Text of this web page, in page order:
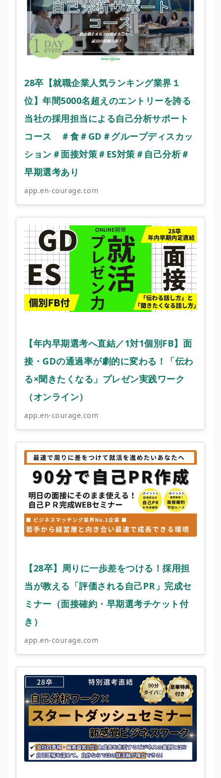
28卒【就職企業人気ランキング業界１
位】年間5000名超えのエントリーを誇る
当社の採用担当による自己分析サポート
コース ＃食＃GD＃グループディスカッ
ション＃面接対策＃ES対策＃自己分析＃
早期選考あり
app.en-courage.com
【年内早期選考へ直結／1対1個別FB】面
接・GDの通過率が劇的に変わる！「伝わ
る×聞きたくなる」プレゼン実践ワーク
（オンライン）
app.en-courage.com
【28卒】周りに一歩差をつける！採用担
当が教える「評価される自己PR」完成セ
ミナー（面接確約・早期選考チケット付
き）
app.en-courage.com